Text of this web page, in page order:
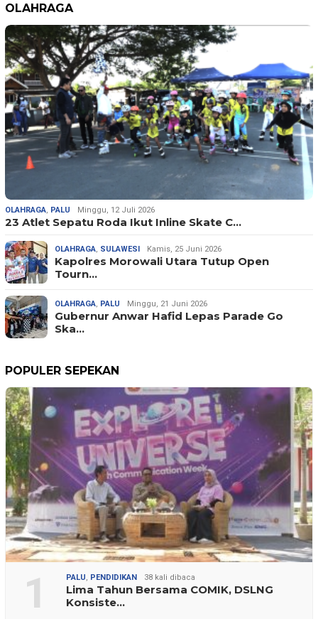
OLAHRAGA
OLAHRAGA, PALU Minggu, 12 Juli 2026
23 Atlet Sepatu Roda Ikut Inline Skate C…
OLAHRAGA, SULAWESI Kamis, 25 Juni 2026
Kapolres Morowali Utara Tutup Open
Tourn…
OLAHRAGA, PALU Minggu, 21 Juni 2026
Gubernur Anwar Hafid Lepas Parade Go
Ska…
POPULER SEPEKAN
1 PALU, PENDIDIKAN 38 kali dibaca
Lima Tahun Bersama COMIK, DSLNG
Konsiste…